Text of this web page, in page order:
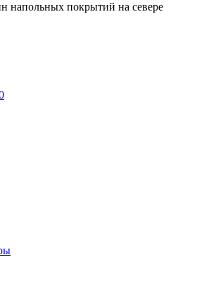
напольных покрытий на севере